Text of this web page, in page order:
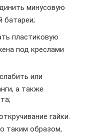
минусовую
батареи;
пластиковую
под креслами
или
а также
гайки.
таким образом,